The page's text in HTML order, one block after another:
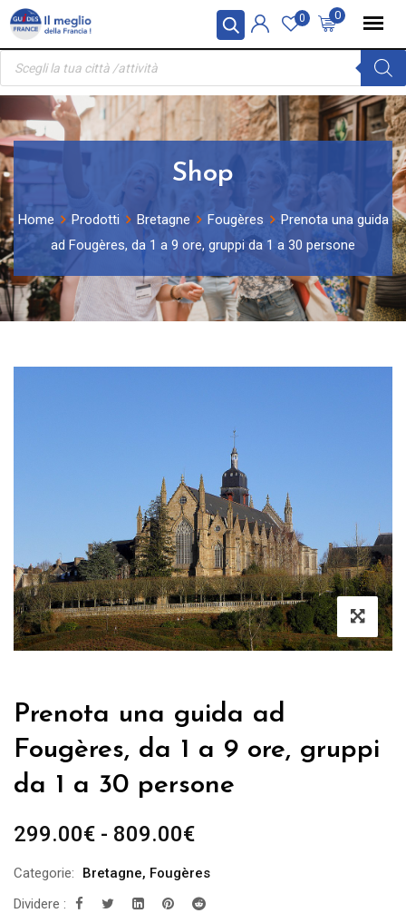
Pannello di gestione dei cookies
Skip
content
0
0
Ricerca
prodotti
Shop
Home Prodotti Bretagne Fougères
Prenota una guida
ad Fougères, da 1 a 9 ore, gruppi da 1 a 30 persone
Prenota una guida ad
Fougères, da 1 a 9 ore, gruppi
da 1 a 30 persone
299.00€ - 809.00€Fascia
prezzo:
da
Categorie: Bretagne, Fougères
Dividere :